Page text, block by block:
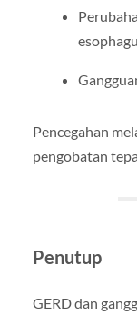
Pencegahan
pengobatan
Penutup
GERD dan